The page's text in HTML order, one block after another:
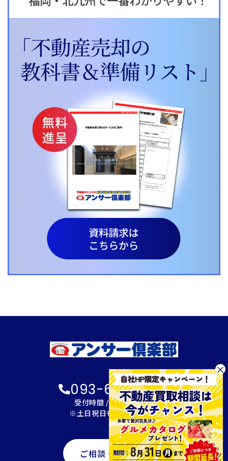
×
093-600-2622
受付時間 / 9:00～18:00
※土日祝日も対応可能です
ご相談・資料請求